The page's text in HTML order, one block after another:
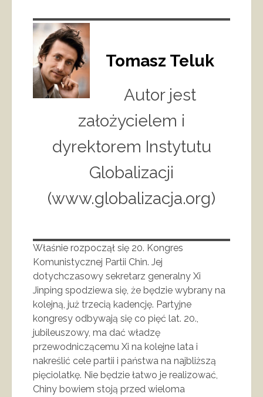
Tomasz Teluk
Autor jest
założycielem i
dyrektorem Instytutu
Globalizacji
(www.globalizacja.org)
Właśnie rozpoczął się 20. Kongres
Komunistycznej Partii Chin. Jej
dotychczasowy sekretarz generalny Xi
Jinping spodziewa się, że będzie wybrany na
kolejną, już trzecią kadencję. Partyjne
kongresy odbywają się co pięć lat. 20.,
jubileuszowy, ma dać władzę
przewodniczącemu Xi na kolejne lata i
nakreślić cele partii i państwa na najbliższą
pięciolatkę. Nie będzie łatwo je realizować,
Chiny bowiem stoją przed wieloma